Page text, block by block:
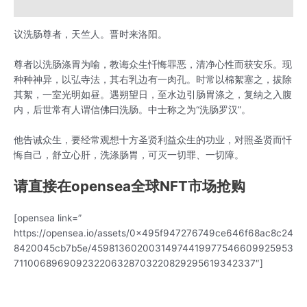
议洗肠尊者，天竺人。晋时来洛阳。
尊者以洗肠涤胃为喻，教诲众生忏悔罪恶，清净心性而获安乐。现
种种神异，以弘寺法，其右乳边有一肉孔。时常以棉絮塞之，拔除
其絮，一室光明如昼。遇朔望日，至水边引肠胃涤之，复纳之入腹
内，后世常有人谓信佛曰洗肠。中士称之为“洗肠罗汉”。
他告诫众生，要经常观想十方圣贤利益众生的功业，对照圣贤而忏
悔自己，舒立心肝，洗涤肠胃，可灭一切罪、一切障。
请直接在opensea全球NFT市场抢购
[opensea link=”
https://opensea.io/assets/0x495f947276749ce646f68ac8c24
8420045cb7b5e/45981360200314974419977546609925953
711006896909232206328703220829295619342337″]